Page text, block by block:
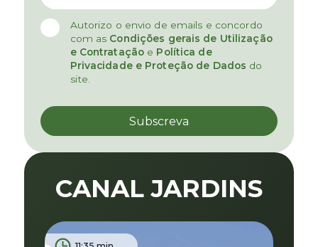
Autorizo o envio de emails e concordo
com as Condições gerais de Utilização
e Contratação e Política de
Privacidade e Proteção de Dados do
site.
CANAL JARDINS